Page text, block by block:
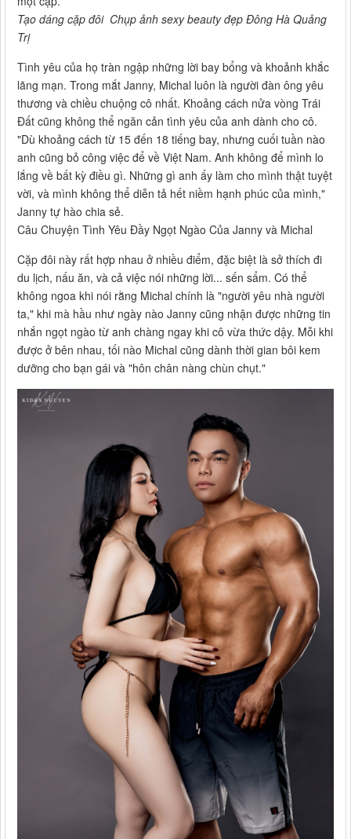
Tạo dáng cặp đôi Chụp ảnh sexy beauty đẹp Đông Hà Quảng
Trị
Tình yêu của họ tràn ngập những lời bay bổng và khoảnh khắc
lãng mạn. Trong mắt Janny, Michal luôn là người đàn ông yêu
thương và chiều chuộng cô nhất. Khoảng cách nửa vòng Trái
Đất cũng không thể ngăn cản tình yêu của anh dành cho cô.
"Dù khoảng cách từ 15 đến 18 tiếng bay, nhưng cuối tuần nào
anh cũng bỏ công việc để về Việt Nam. Anh không để mình lo
lắng về bất kỳ điều gì. Những gì anh ấy làm cho mình thật tuyệt
vời, và mình không thể diễn tả hết niềm hạnh phúc của mình,"
Janny tự hào chia sẻ.
Câu Chuyện Tình Yêu Đầy Ngọt Ngào Của Janny và Michal
Cặp đôi này rất hợp nhau ở nhiều điểm, đặc biệt là sở thích đi
du lịch, nấu ăn, và cả việc nói những lời... sến sẩm. Có thể
không ngoa khi nói rằng Michal chính là "người yêu nhà người
ta," khi mà hầu như ngày nào Janny cũng nhận được những tin
nhắn ngọt ngào từ anh chàng ngay khi cô vừa thức dậy. Mỗi khi
được ở bên nhau, tối nào Michal cũng dành thời gian bôi kem
dưỡng cho bạn gái và "hôn chân nàng chùn chụt."